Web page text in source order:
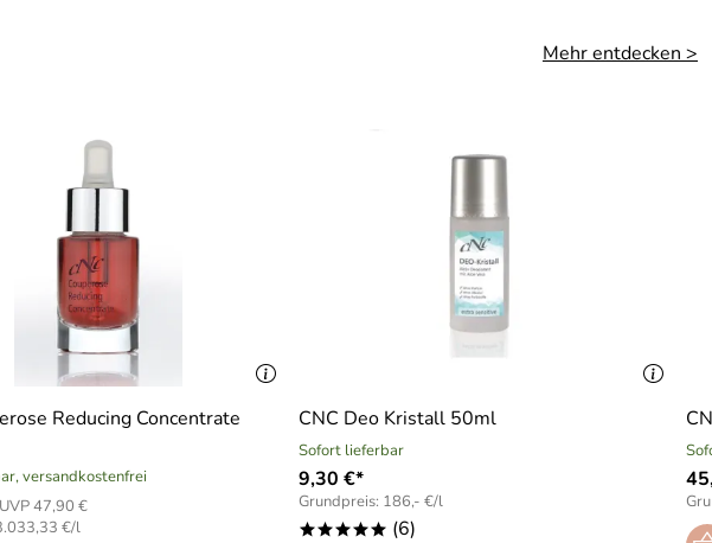
Mehr entdecken >
Reducing Concentrate
versandkostenfrei
UVP 47,90 €
€/l
CNC Deo Kristall 50ml
Sofort lieferbar
9,30 €*
Grundpreis: 186,- €/l
***** (6)